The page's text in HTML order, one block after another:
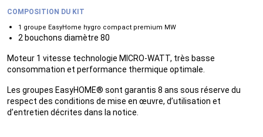
COMPOSITION DU KIT
1 groupe EasyHome hygro compact premium MW
2 bouchons diamètre 80
Moteur 1 vitesse technologie MICRO-WATT, très basse
consommation et performance thermique optimale.
Les groupes EasyHOME® sont garantis 8 ans sous réserve du
respect des conditions de mise en œuvre, d’utilisation et
d’entretien décrites dans la notice.